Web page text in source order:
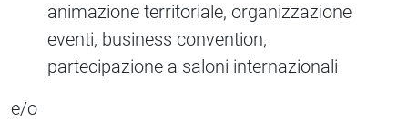
animazione territoriale, organizzazione
eventi, business convention,
partecipazione a saloni internazionali
e/o